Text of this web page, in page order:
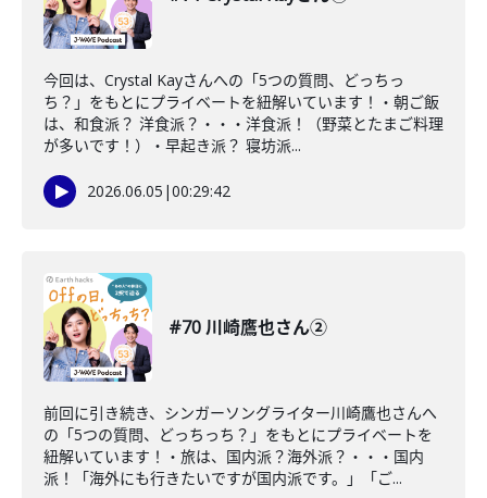
今回は、Crystal Kayさんへの「5つの質問、どっちっ
ち？」をもとにプライベートを紐解いています！・朝ご飯
は、和食派？ 洋食派？・・・洋食派！（野菜とたまご料理
が多いです！）・早起き派？ 寝坊派...
2026.06.05 |00:29:42
#70 川崎鷹也さん②
前回に引き続き、シンガーソングライター川崎鷹也さんへ
の「5つの質問、どっちっち？」をもとにプライベートを
紐解いています！・旅は、国内派？海外派？・・・国内
派！「海外にも行きたいですが国内派です。」「ご...